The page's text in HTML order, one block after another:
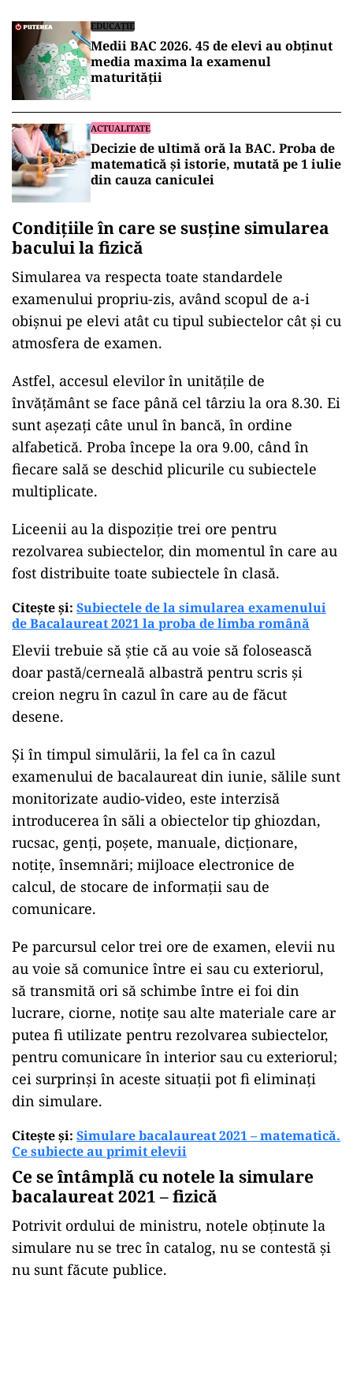
EDUCAȚIE
Medii BAC 2026. 45 de elevi au obținut
media maxima la examenul
maturității
ACTUALITATE
Decizie de ultimă oră la BAC. Proba de
matematică și istorie, mutată pe 1 iulie
din cauza caniculei
Condițiile în care se susține simularea
bacului la fizică
Simularea va respecta toate standardele
examenului propriu-zis, având scopul de a-i
obișnui pe elevi atât cu tipul subiectelor cât și cu
atmosfera de examen.
Astfel, accesul elevilor în unitățile de
învățământ se face până cel târziu la ora 8.30. Ei
sunt așezați câte unul în bancă, în ordine
alfabetică. Proba începe la ora 9.00, când în
fiecare sală se deschid plicurile cu subiectele
multiplicate.
Liceenii au la dispoziție trei ore pentru
rezolvarea subiectelor, din momentul în care au
fost distribuite toate subiectele în clasă.
Citește și: Subiectele de la simularea examenului
de Bacalaureat 2021 la proba de limba română
Elevii trebuie să știe că au voie să folosească
doar pastă/cerneală albastră pentru scris și
creion negru în cazul în care au de făcut
desene.
Și în timpul simulării, la fel ca în cazul
examenului de bacalaureat din iunie, sălile sunt
monitorizate audio-video, este interzisă
introducerea în săli a obiectelor tip ghiozdan,
rucsac, genți, poșete, manuale, dicționare,
notițe, însemnări; mijloace electronice de
calcul, de stocare de informații sau de
comunicare.
Pe parcursul celor trei ore de examen, elevii nu
au voie să comunice între ei sau cu exteriorul,
să transmită ori să schimbe între ei foi din
lucrare, ciorne, notițe sau alte materiale care ar
putea fi utilizate pentru rezolvarea subiectelor,
pentru comunicare în interior sau cu exteriorul;
cei surprinși în aceste situații pot fi eliminați
din simulare.
Citește și: Simulare bacalaureat 2021 – matematică.
Ce subiecte au primit elevii
Ce se întâmplă cu notele la simulare
bacalaureat 2021 – fizică
Potrivit ordului de ministru, notele obținute la
simulare nu se trec în catalog, nu se contestă și
nu sunt făcute publice.